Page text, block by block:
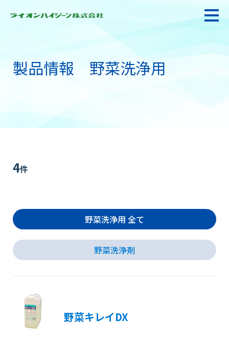
私たちの強み・使命
採用情報
お知らせ
製品情報 野菜洗浄用
4件
野菜洗浄用 全て
野菜洗浄剤
野菜キレイDX